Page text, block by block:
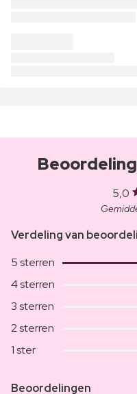
5,0
Verdeling van
5 sterren
4 sterren
3 sterren
2 sterren
1 ster
Beoordelingen